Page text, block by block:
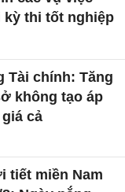
kỳ thi tốt nghiệp
Tài chính: Tăng
không tạo áp
cả
tiết miền Nam